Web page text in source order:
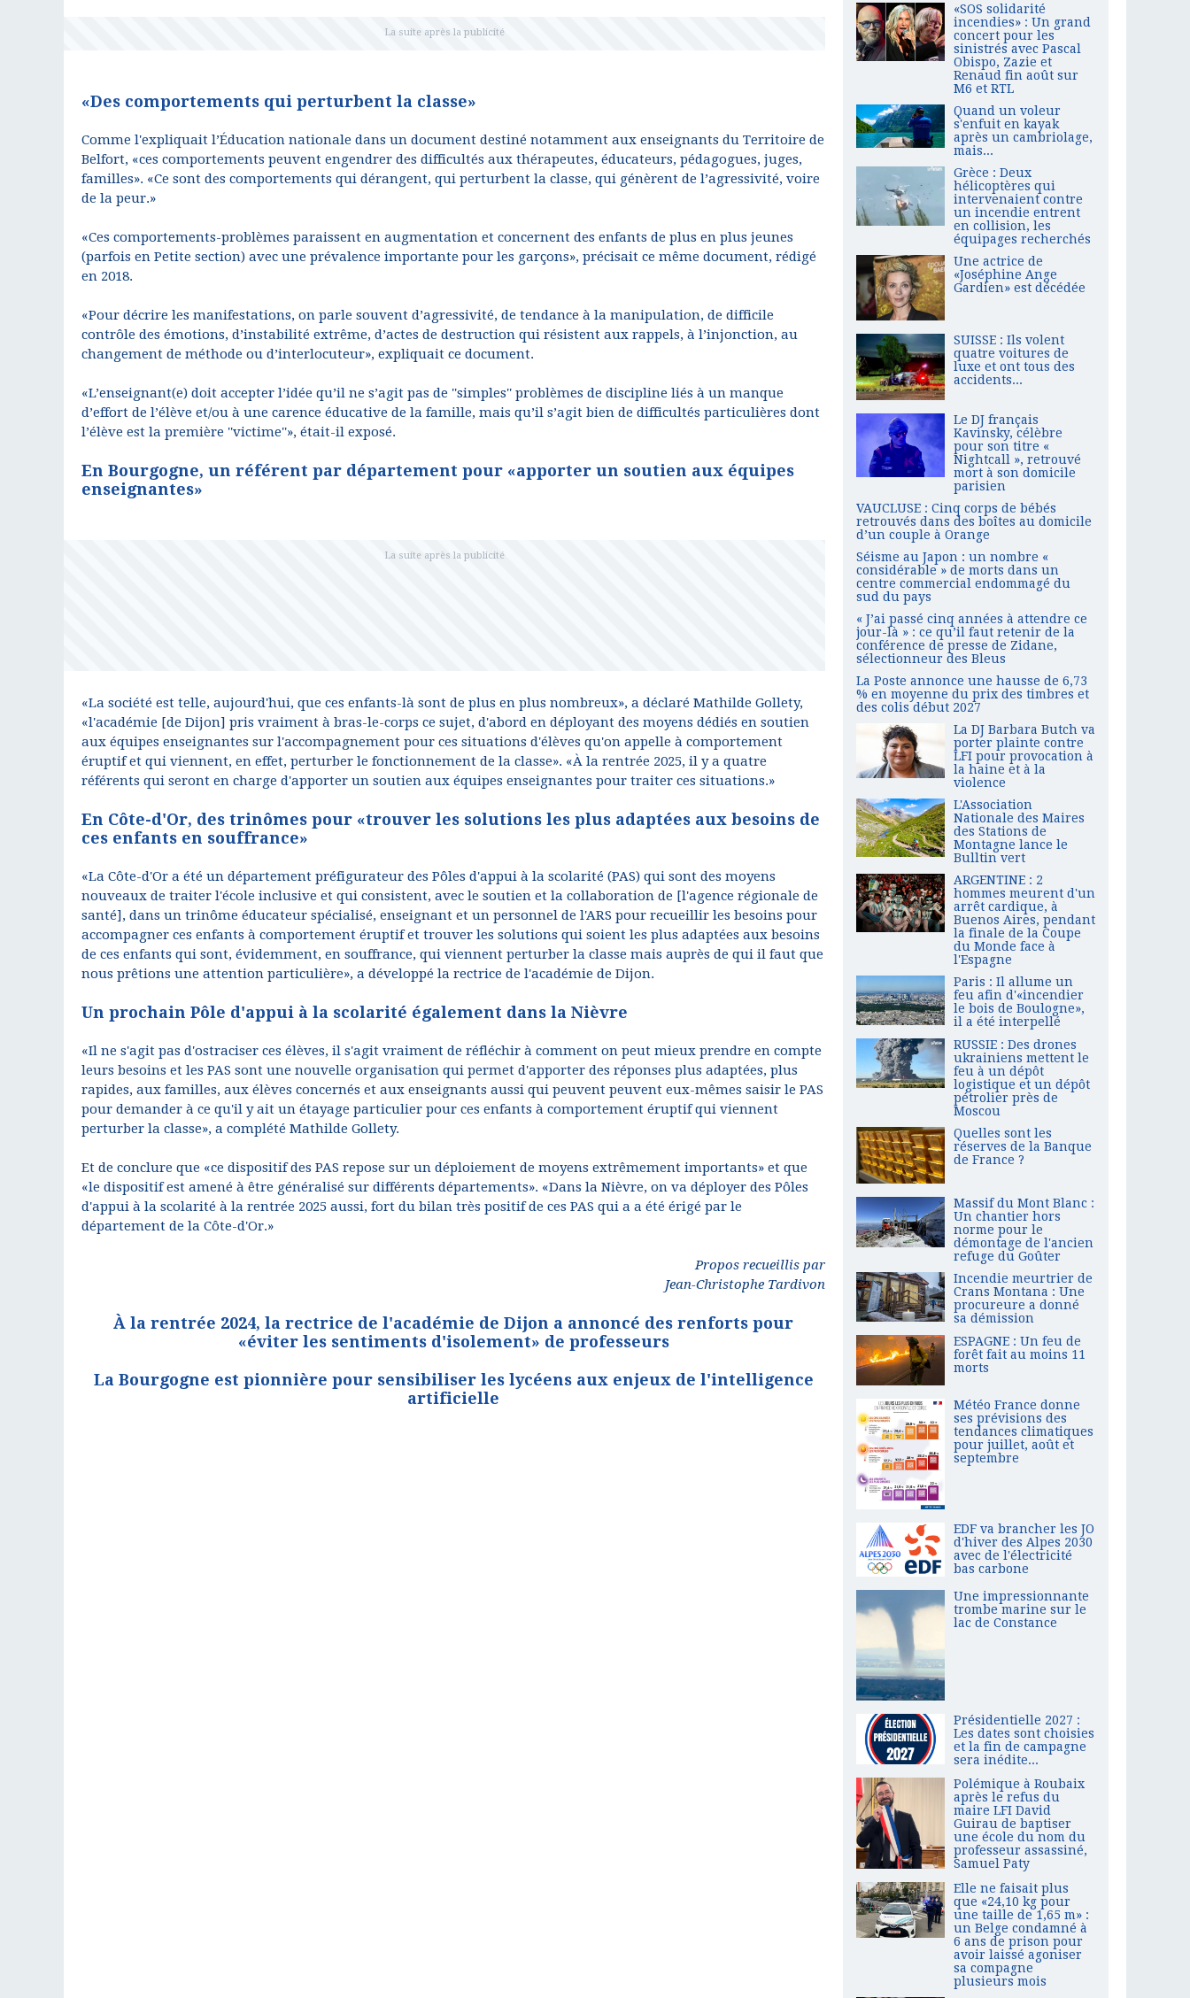
«Des comportements qui perturbent la classe»
Comme l'expliquait l’Éducation nationale dans un document destiné notamment aux enseignants du Territoire de
Belfort, «ces comportements peuvent engendrer des difficultés aux thérapeutes, éducateurs, pédagogues, juges,
familles». «Ce sont des comportements qui dérangent, qui perturbent la classe, qui génèrent de l’agressivité, voire
de la peur.»
«Ces comportements-problèmes paraissent en augmentation et concernent des enfants de plus en plus jeunes
(parfois en Petite section) avec une prévalence importante pour les garçons», précisait ce même document, rédigé
en 2018.
«Pour décrire les manifestations, on parle souvent d’agressivité, de tendance à la manipulation, de difficile
contrôle des émotions, d’instabilité extrême, d’actes de destruction qui résistent aux rappels, à l’injonction, au
changement de méthode ou d’interlocuteur», expliquait ce document.
«L’enseignant(e) doit accepter l’idée qu’il ne s’agit pas de ''simples'' problèmes de discipline liés à un manque
d’effort de l’élève et/ou à une carence éducative de la famille, mais qu’il s’agit bien de difficultés particulières dont
l’élève est la première ''victime''», était-il exposé.
En Bourgogne, un référent par département pour «apporter un soutien aux équipes
enseignantes»
«La société est telle, aujourd'hui, que ces enfants-là sont de plus en plus nombreux», a déclaré Mathilde Gollety,
«l'académie [de Dijon] pris vraiment à bras-le-corps ce sujet, d'abord en déployant des moyens dédiés en soutien
aux équipes enseignantes sur l'accompagnement pour ces situations d'élèves qu'on appelle à comportement
éruptif et qui viennent, en effet, perturber le fonctionnement de la classe». «À la rentrée 2025, il y a quatre
référents qui seront en charge d'apporter un soutien aux équipes enseignantes pour traiter ces situations.»
En Côte-d'Or, des trinômes pour «trouver les solutions les plus adaptées aux besoins de
ces enfants en souffrance»
«La Côte-d'Or a été un département préfigurateur des Pôles d'appui à la scolarité (PAS) qui sont des moyens
nouveaux de traiter l'école inclusive et qui consistent, avec le soutien et la collaboration de [l'agence régionale de
santé], dans un trinôme éducateur spécialisé, enseignant et un personnel de l'ARS pour recueillir les besoins pour
accompagner ces enfants à comportement éruptif et trouver les solutions qui soient les plus adaptées aux besoins
de ces enfants qui sont, évidemment, en souffrance, qui viennent perturber la classe mais auprès de qui il faut que
nous prêtions une attention particulière», a développé la rectrice de l'académie de Dijon.
Un prochain Pôle d'appui à la scolarité également dans la Nièvre
«Il ne s'agit pas d'ostraciser ces élèves, il s'agit vraiment de réfléchir à comment on peut mieux prendre en compte
leurs besoins et les PAS sont une nouvelle organisation qui permet d'apporter des réponses plus adaptées, plus
rapides, aux familles, aux élèves concernés et aux enseignants aussi qui peuvent peuvent eux-mêmes saisir le PAS
pour demander à ce qu'il y ait un étayage particulier pour ces enfants à comportement éruptif qui viennent
perturber la classe», a complété Mathilde Gollety.
Et de conclure que «ce dispositif des PAS repose sur un déploiement de moyens extrêmement importants» et que
«le dispositif est amené à être généralisé sur différents départements». «Dans la Nièvre, on va déployer des Pôles
d'appui à la scolarité à la rentrée 2025 aussi, fort du bilan très positif de ces PAS qui a a été érigé par le
département de la Côte-d'Or.»
Propos recueillis par
Jean-Christophe Tardivon
À la rentrée 2024, la rectrice de l'académie de Dijon a annoncé des renforts pour
«éviter les sentiments d'isolement» de professeurs
La Bourgogne est pionnière pour sensibiliser les lycéens aux enjeux de l'intelligence
artificielle
«SOS solidarité
incendies» : Un grand
concert pour les
sinistrés avec Pascal
Obispo, Zazie et
Renaud fin août sur
M6 et RTL
Quand un voleur
s'enfuit en kayak
après un cambriolage,
mais...
Grèce : Deux
hélicoptères qui
intervenaient contre
un incendie entrent
en collision, les
équipages recherchés
Une actrice de
«Joséphine Ange
Gardien» est décédée
SUISSE : Ils volent
quatre voitures de
luxe et ont tous des
accidents...
Le DJ français
Kavinsky, célèbre
pour son titre «
Nightcall », retrouvé
mort à son domicile
parisien
VAUCLUSE : Cinq corps de bébés
retrouvés dans des boîtes au domicile
d’un couple à Orange
Séisme au Japon : un nombre «
considérable » de morts dans un
centre commercial endommagé du
sud du pays
« J’ai passé cinq années à attendre ce
jour-là » : ce qu’il faut retenir de la
conférence de presse de Zidane,
sélectionneur des Bleus
La Poste annonce une hausse de 6,73
% en moyenne du prix des timbres et
des colis début 2027
La DJ Barbara Butch va
porter plainte contre
LFI pour provocation à
la haine et à la
violence
L'Association
Nationale des Maires
des Stations de
Montagne lance le
Bulltin vert
ARGENTINE : 2
hommes meurent d'un
arrêt cardique, à
Buenos Aires, pendant
la finale de la Coupe
du Monde face à
l'Espagne
Paris : Il allume un
feu afin d'«incendier
le bois de Boulogne»,
il a été interpellé
RUSSIE : Des drones
ukrainiens mettent le
feu à un dépôt
logistique et un dépôt
pétrolier près de
Moscou
Quelles sont les
réserves de la Banque
de France ?
Massif du Mont Blanc :
Un chantier hors
norme pour le
démontage de l'ancien
refuge du Goûter
Incendie meurtrier de
Crans Montana : Une
procureure a donné
sa démission
ESPAGNE : Un feu de
forêt fait au moins 11
morts
Météo France donne
ses prévisions des
tendances climatiques
pour juillet, août et
septembre
EDF va brancher les JO
d'hiver des Alpes 2030
avec de l'électricité
bas carbone
Une impressionnante
trombe marine sur le
lac de Constance
Présidentielle 2027 :
Les dates sont choisies
et la fin de campagne
sera inédite...
Polémique à Roubaix
après le refus du
maire LFI David
Guirau de baptiser
une école du nom du
professeur assassiné,
Samuel Paty
Elle ne faisait plus
que «24,10 kg pour
une taille de 1,65 m» :
un Belge condamné à
6 ans de prison pour
avoir laissé agoniser
sa compagne
plusieurs mois